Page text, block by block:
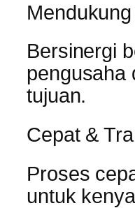
Bersinergi
pengusaha
tujuan.
Cepat &
Proses
untuk